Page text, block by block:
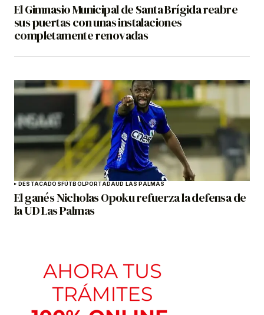
El Gimnasio Municipal de Santa Brígida reabre
sus puertas con unas instalaciones
completamente renovadas
DESTACADOSFÚTBOLPORTADAUD LAS PALMAS
El ganés Nicholas Opoku refuerza la defensa de
la UD Las Palmas